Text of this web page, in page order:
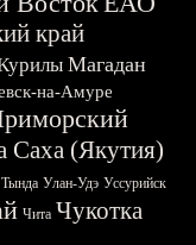
край
Магадан
на-Амуре
Саха (Якутия)
Тында Улан-Удэ Уссурийск
Чита Чукотка